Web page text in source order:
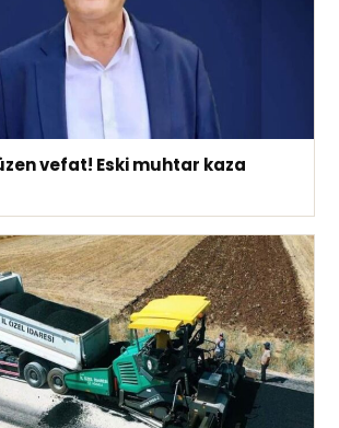
vefat! Eski muhtar kaza